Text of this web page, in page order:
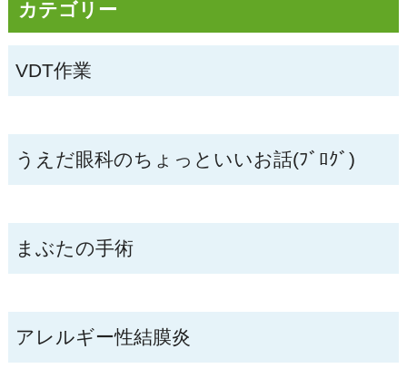
カテゴリー
VDT作業
うえだ眼科のちょっといいお話(ﾌﾞﾛｸﾞ)
まぶたの手術
アレルギー性結膜炎